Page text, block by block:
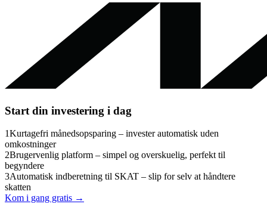
Start din investering i dag
1Kurtagefri månedsopsparing – invester automatisk uden
omkostninger
2Brugervenlig platform – simpel og overskuelig, perfekt til
begyndere
3Automatisk indberetning til SKAT – slip for selv at håndtere
skatten
Kom i gang gratis →